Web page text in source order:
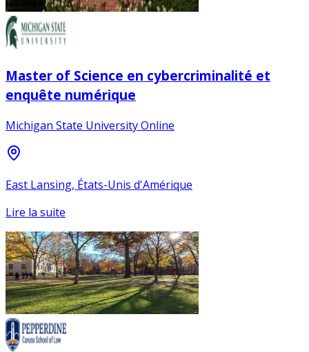
Master of Science en cybercriminalité et
enquête numérique
Michigan State University Online
East Lansing, États-Unis d'Amérique
Lire la suite